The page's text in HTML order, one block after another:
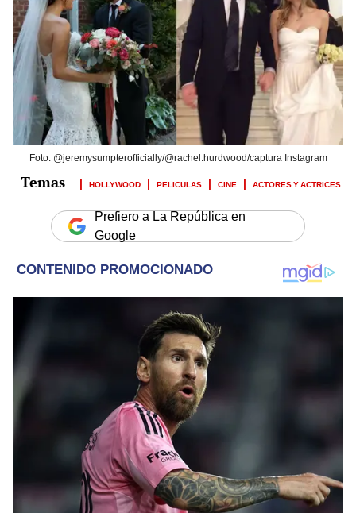
Foto: @jeremysumpterofficially/@rachel.hurdwood/captura Instagram
HOLLYWOOD PELICULAS CINE ACTORES Y ACTRICES
Prefiero a La República en
Google